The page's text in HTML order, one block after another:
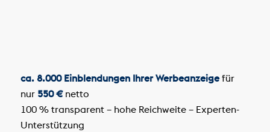
ca. 8.000 Einblendungen Ihrer Werbeanzeigefür
nur 550 €netto
100 % transparent – hohe Reichweite – Experten-
Unterstützung